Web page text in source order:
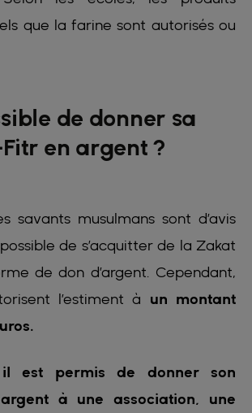
que la farine sont autorisés ou
de donner sa
en argent ?
savants musulmans sont d’avis
possible de s’acquitter de la Zakat
de don d’argent. Cependant,
l’estiment à un montant
il est permis de donner son
à une association, une